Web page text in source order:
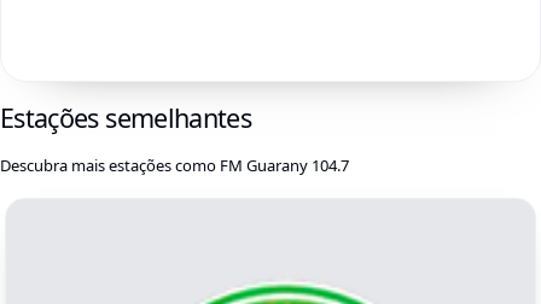
Estações semelhantes
Descubra mais estações como FM Guarany 104.7